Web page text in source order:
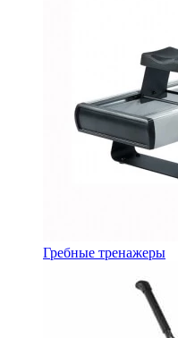
Гребные тренажеры